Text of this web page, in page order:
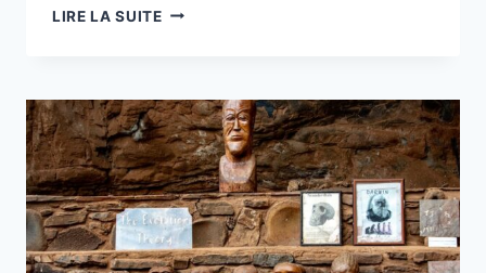
LIRE LA SUITESCULPTURES
L’ART
CLASSIQUE
INFLUENCE
ENCORE
NOS
ESPACES
EN
2025